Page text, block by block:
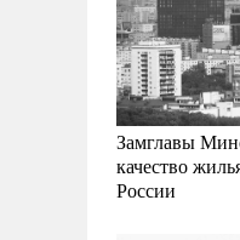
Замглавы
качество
России